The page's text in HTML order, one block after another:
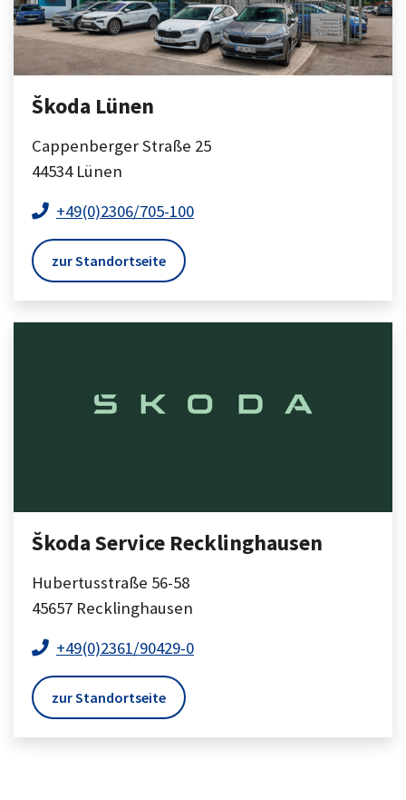
Škoda Lünen
Cappenberger Straße 25
44534 Lünen
+49(0)2306/705-100
zur Standortseite
Škoda Service Recklinghausen
Hubertusstraße 56-58
45657 Recklinghausen
+49(0)2361/90429-0
zur Standortseite